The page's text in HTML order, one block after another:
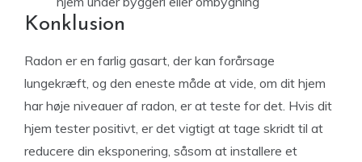
Konklusion
Radon er en farlig gasart, der kan forårsage
lungekræft, og den eneste måde at vide, om dit hjem
har høje niveauer af radon, er at teste for det. Hvis dit
hjem tester positivt, er det vigtigt at tage skridt til at
reducere din eksponering, såsom at installere et